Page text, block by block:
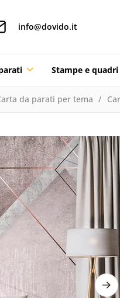
info@dovido.it
Stampe e quadri
da parati per tema